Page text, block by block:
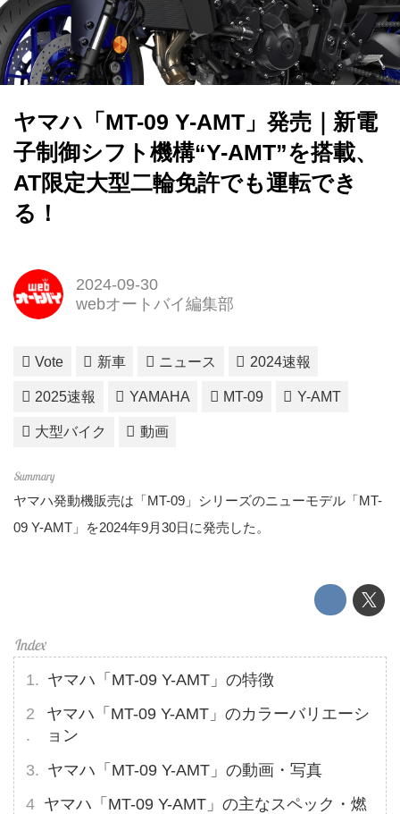
ヤマハ「MT-09 Y-AMT」発売｜新電
子制御シフト機構“Y-AMT”を搭載、
AT限定大型二輪免許でも運転でき
る！
2024-09-30
webオートバイ編集部
Vote 新車 ニュース 2024速報
2025速報 YAMAHA MT-09 Y-AMT
大型バイク 動画
ヤマハ発動機販売は「MT-09」シリーズのニューモデル「MT-
09 Y-AMT」を2024年9月30日に発売した。
ヤマハ「MT-09 Y-AMT」の特徴
ヤマハ「MT-09 Y-AMT」のカラーバリエーシ
ョン
ヤマハ「MT-09 Y-AMT」の動画・写真
ヤマハ「MT-09 Y-AMT」の主なスペック・燃